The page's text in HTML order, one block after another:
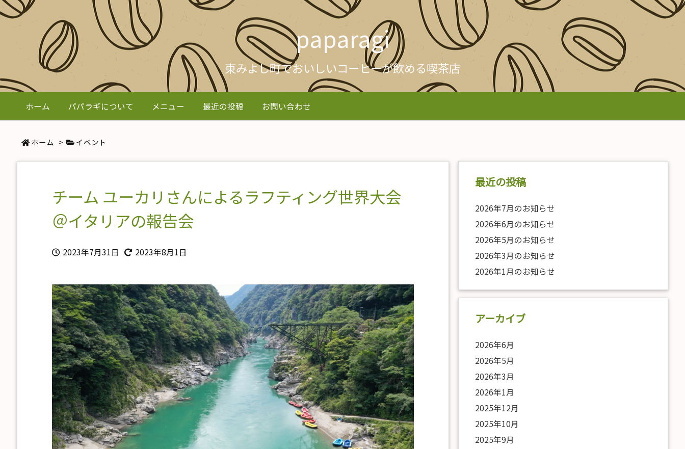
paparagi
東みよし町でおいしいコーヒーが飲める喫茶店
ホーム パパラギについて メニュー 最近の投稿 お問い合わせ
ホーム > イベント
チーム ユーカリさんによるラフティング世界大会
＠イタリアの報告会
2023年7月31日 2023年8月1日
最近の投稿
2026年7月のお知らせ
2026年6月のお知らせ
2026年5月のお知らせ
2026年3月のお知らせ
2026年1月のお知らせ
アーカイブ
2026年6月
2026年5月
2026年3月
2026年1月
2025年12月
2025年10月
2025年9月